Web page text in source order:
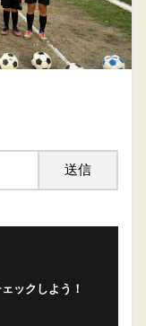
ックしよう！